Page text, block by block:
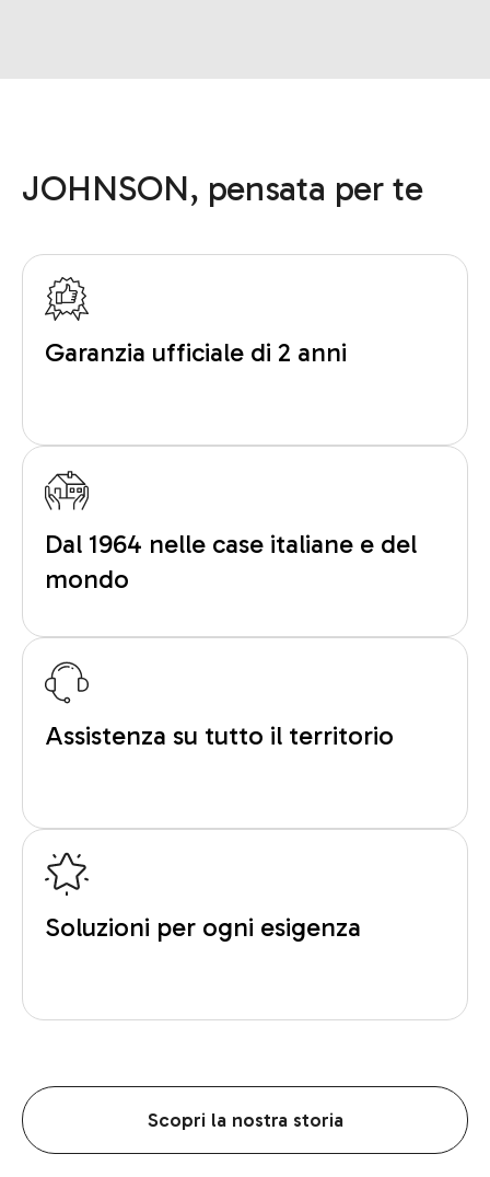
JOHNSON, pensata per te
Garanzia ufficiale di 2 anni
Dal 1964 nelle case italiane e del
mondo
Assistenza su tutto il territorio
Soluzioni per ogni esigenza
Scopri la nostra storia